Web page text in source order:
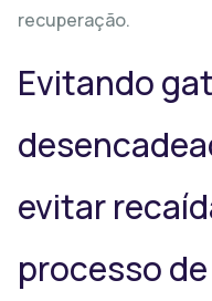
recuperação.
Evitando
evitar
processo